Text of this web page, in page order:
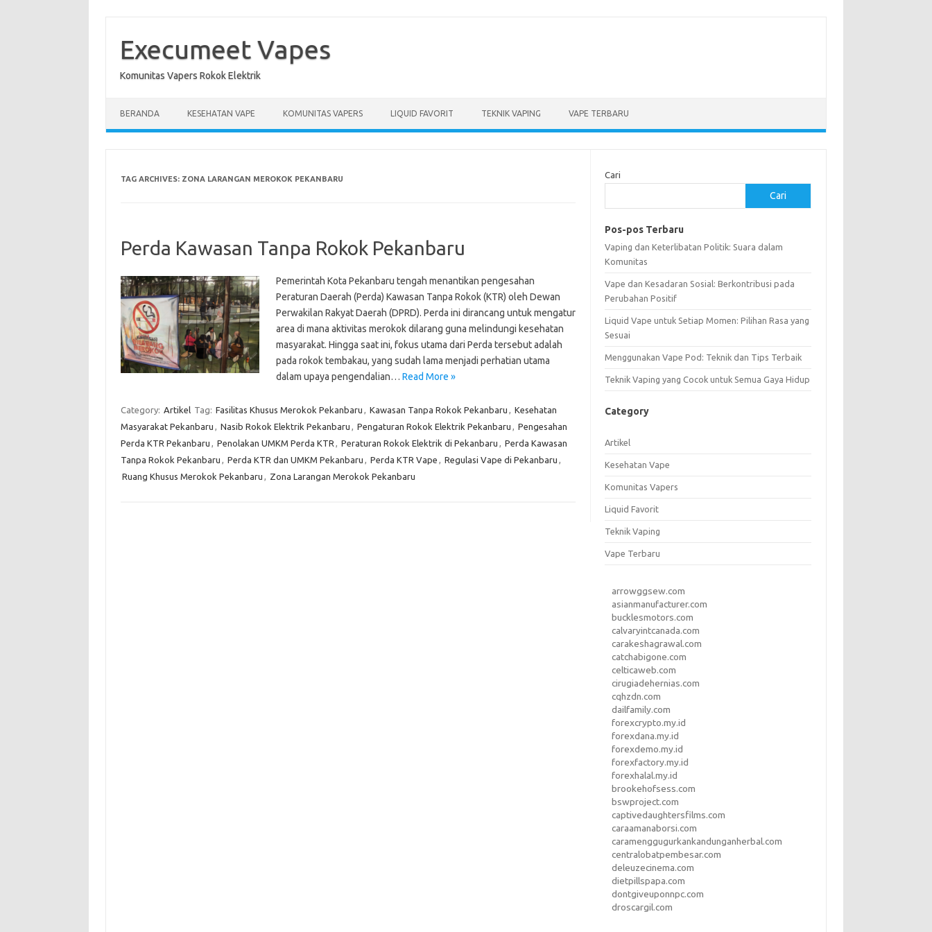
contentExecumeet Vapes
Komunitas Vapers Rokok Elektrik
BERANDA KESEHATAN VAPE KOMUNITAS VAPERS LIQUID FAVORIT TEKNIK VAPING VAPE TERBARU
TAG ARCHIVES: ZONA LARANGAN MEROKOK PEKANBARU
Perda Kawasan Tanpa Rokok Pekanbaru
Pemerintah Kota Pekanbaru tengah menantikan pengesahan
Peraturan Daerah (Perda) Kawasan Tanpa Rokok (KTR) oleh Dewan
Perwakilan Rakyat Daerah (DPRD). Perda ini dirancang untuk mengatur
area di mana aktivitas merokok dilarang guna melindungi kesehatan
masyarakat. Hingga saat ini, fokus utama dari Perda tersebut adalah
pada rokok tembakau, yang sudah lama menjadi perhatian utama
dalam upaya pengendalian… Read More »
Category: Artikel Tag: Fasilitas Khusus Merokok Pekanbaru , Kawasan Tanpa Rokok Pekanbaru , Kesehatan
Masyarakat Pekanbaru , Nasib Rokok Elektrik Pekanbaru , Pengaturan Rokok Elektrik Pekanbaru , Pengesahan
Perda KTR Pekanbaru , Penolakan UMKM Perda KTR , Peraturan Rokok Elektrik di Pekanbaru , Perda Kawasan
Tanpa Rokok Pekanbaru , Perda KTR dan UMKM Pekanbaru , Perda KTR Vape , Regulasi Vape di Pekanbaru ,
Ruang Khusus Merokok Pekanbaru , Zona Larangan Merokok Pekanbaru
Cari
Cari
Pos-pos Terbaru
Vaping dan Keterlibatan Politik: Suara dalam
Komunitas
Vape dan Kesadaran Sosial: Berkontribusi pada
Perubahan Positif
Liquid Vape untuk Setiap Momen: Pilihan Rasa yang
Sesuai
Menggunakan Vape Pod: Teknik dan Tips Terbaik
Teknik Vaping yang Cocok untuk Semua Gaya Hidup
Category
Artikel
Kesehatan Vape
Komunitas Vapers
Liquid Favorit
Teknik Vaping
Vape Terbaru
arrowggsew.com
asianmanufacturer.com
bucklesmotors.com
calvaryintcanada.com
carakeshagrawal.com
catchabigone.com
celticaweb.com
cirugiadehernias.com
cqhzdn.com
dailfamily.com
forexcrypto.my.id
forexdana.my.id
forexdemo.my.id
forexfactory.my.id
forexhalal.my.id
brookehofsess.com
bswproject.com
captivedaughtersfilms.com
caraamanaborsi.com
caramenggugurkankandunganherbal.com
centralobatpembesar.com
deleuzecinema.com
dietpillspapa.com
dontgiveuponnpc.com
droscargil.com